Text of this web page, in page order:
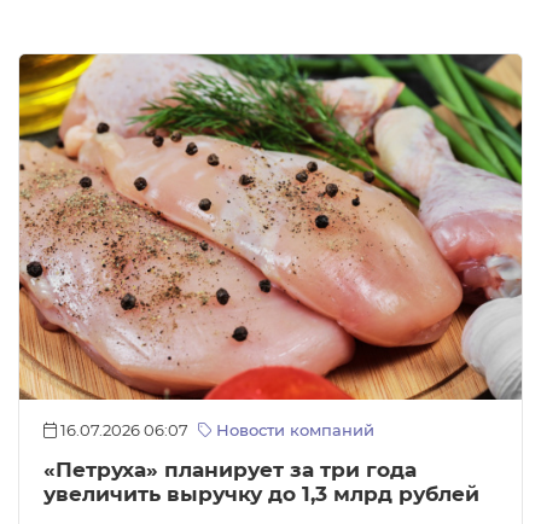
16.07.2026 06:07 Новости компаний
«Петруха» планирует за три года
увеличить выручку до 1,3 млрд рублей